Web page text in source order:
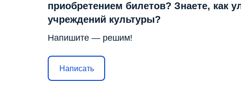
приобретением билетов? Знаете, как
учреждений культуры?
Напишите — решим!
Написать